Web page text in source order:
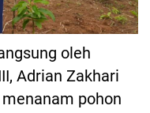
oleh
Adrian Zakhari
pohon